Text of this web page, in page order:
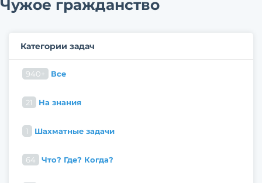
Чужое гражданство
Категории задач
940+ Все
21 На знания
1 Шахматные задачи
64 Что? Где? Когда?